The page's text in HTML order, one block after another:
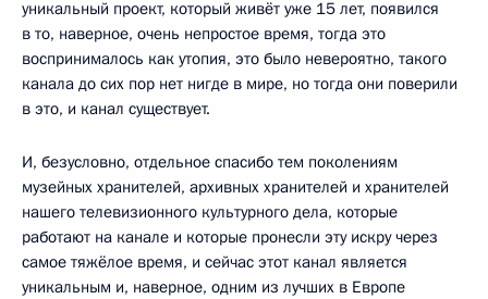
уникальный проект, который живёт уже 15 лет, появился
в то, наверное, очень непростое время, тогда это
воспринималось как утопия, это было невероятно, такого
канала до сих пор нет нигде в мире, но тогда они поверили
в это, и канал существует.
И, безусловно, отдельное спасибо тем поколениям
музейных хранителей, архивных хранителей и хранителей
нашего телевизионного культурного дела, которые
работают на канале и которые пронесли эту искру через
самое тяжёлое время, и сейчас этот канал является
уникальным и, наверное, одним из лучших в Европе